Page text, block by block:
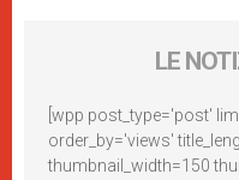
LE
[wpp post_type='post'
order_by='views'
thumbnail_width=150